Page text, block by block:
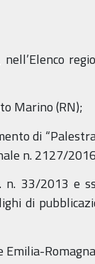
Marino (RN);
di
n. 2127/
33/2013 e
di
Romagna